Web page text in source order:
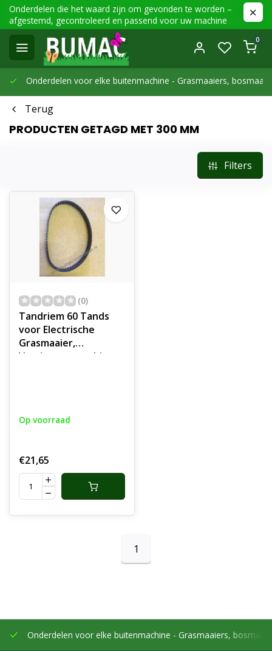
Onderdelen die het waard zijn om gevonden te worden –
afgestemd, gecontroleerd en passend voor uw machine
0
Onderdelen voor elke buitenmachine - Grasmaaiers,
Terug
PRODUCTEN GETAGD MET 300 MM
Filters
(0)
Tandriem 60 Tands
voor Electrische
Grasmaaier,
Verticuteermachine,
Huishoudelijk
Riem, onderdeel
Op voorraad
€21,65
1
Onderdelen voor elke buitenmachine - Grasmaaiers,